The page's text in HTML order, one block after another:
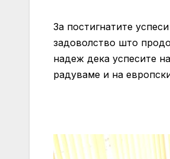
За постигнатите
задоволство што
надеж дека успесите
радуваме и на